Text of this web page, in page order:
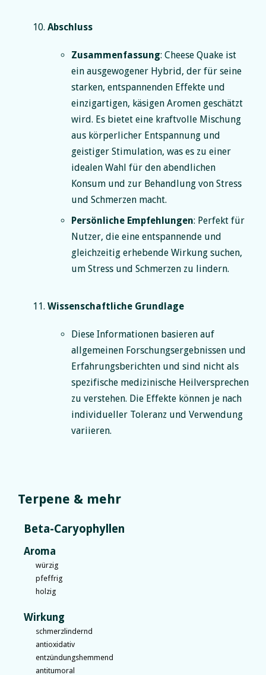
Abschluss
Zusammenfassung: Cheese Quake ist
ein ausgewogener Hybrid, der für seine
starken, entspannenden Effekte und
einzigartigen, käsigen Aromen geschätzt
wird. Es bietet eine kraftvolle Mischung
aus körperlicher Entspannung und
geistiger Stimulation, was es zu einer
idealen Wahl für den abendlichen
Konsum und zur Behandlung von Stress
und Schmerzen macht.
Persönliche Empfehlungen: Perfekt für
Nutzer, die eine entspannende und
gleichzeitig erhebende Wirkung suchen,
um Stress und Schmerzen zu lindern.
Wissenschaftliche Grundlage
Diese Informationen basieren auf
allgemeinen Forschungsergebnissen und
Erfahrungsberichten und sind nicht als
spezifische medizinische Heilversprechen
zu verstehen. Die Effekte können je nach
individueller Toleranz und Verwendung
variieren.
Terpene & mehr
Beta-Caryophyllen
Aroma
würzig
pfeffrig
holzig
Wirkung
schmerzlindernd
antioxidativ
entzündungshemmend
antitumoral